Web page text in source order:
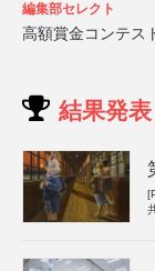
編集部セレクト
高額賞金コンテス
結果発表